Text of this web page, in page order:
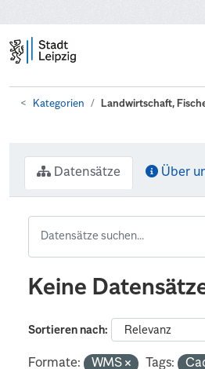
Kategorien Landwirtschaft,
Datensätze Über
Keine
Sortieren nach
Formate: WMS Tags: